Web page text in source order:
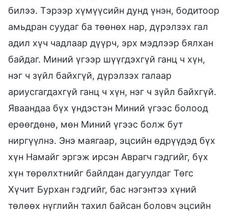
билээ. Тэрээр хүмүүсийн дунд үнэн, бодитоор
амьдран суудаг ба төөнөх нар, дүрэлзэх гал
адил хүч чадлаар дүүрч, эрх мэдлээр бялхан
байдаг. Миний үгээр шүүгдэхгүй ганц ч хүн,
нэг ч зүйл байхгүй, дүрэлзэх галаар
ариусгагдахгүй ганц ч хүн, нэг ч зүйл байхгүй.
Яваандаа бүх үндэстэн Миний үгээс болоод
ерөөгдөнө, мөн Миний үгээс болж бут
ниргүүлнэ. Энэ маягаар, эцсийн өдрүүдэд бүх
хүн Намайг эргэж ирсэн Аврагч гэдгийг, бүх
хүн төрөлхтнийг байлдан дагуулдаг Төгс
Хүчит Бурхан гэдгийг, бас нэгэнтээ хүний
төлөөх нүглийн тахил байсан боловч эцсийн